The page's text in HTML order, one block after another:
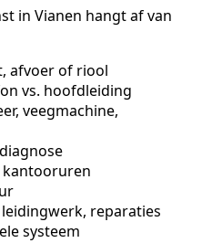
in Vianen hangt af van
afvoer of riool
vs. hoofdleiding
veegmachine,
reparaties
systeem